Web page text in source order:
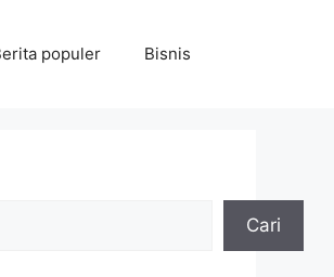
populer Bisnis
Cari